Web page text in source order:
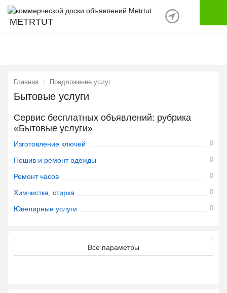
METRTUT
Главная Предложение услуг
Бытовые услуги
Сервис бесплатных объявлений: рубрика
«Бытовые услуги»
Изготовление ключей 0
Пошив и ремонт одежды 0
Ремонт часов 0
Химчистка, стирка 0
Ювелирные услуги 0
Все параметры